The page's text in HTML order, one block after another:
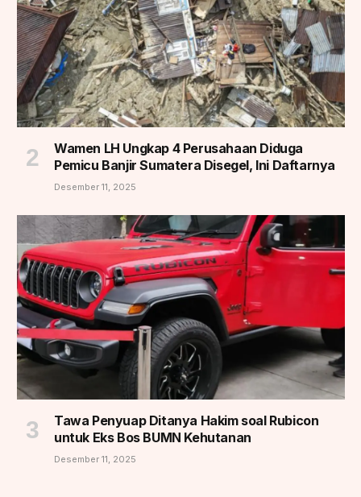
Wamen LH Ungkap 4 Perusahaan Diduga
Pemicu Banjir Sumatera Disegel, Ini Daftarnya
Desember 11, 2025
Tawa Penyuap Ditanya Hakim soal Rubicon
untuk Eks Bos BUMN Kehutanan
Desember 11, 2025